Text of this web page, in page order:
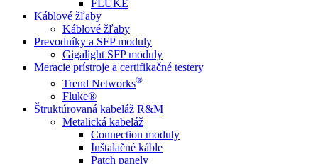
FLUKE
Káblové žľaby
Káblové žľaby
Prevodníky a SFP moduly
Gigalight SFP moduly
Meracie prístroje a certifikačné testery
Trend Networks®
Fluke®
Štruktúrovaná kabeláž R&M
Metalická kabeláž
Connection moduly
Inštalačné káble
Patch panely